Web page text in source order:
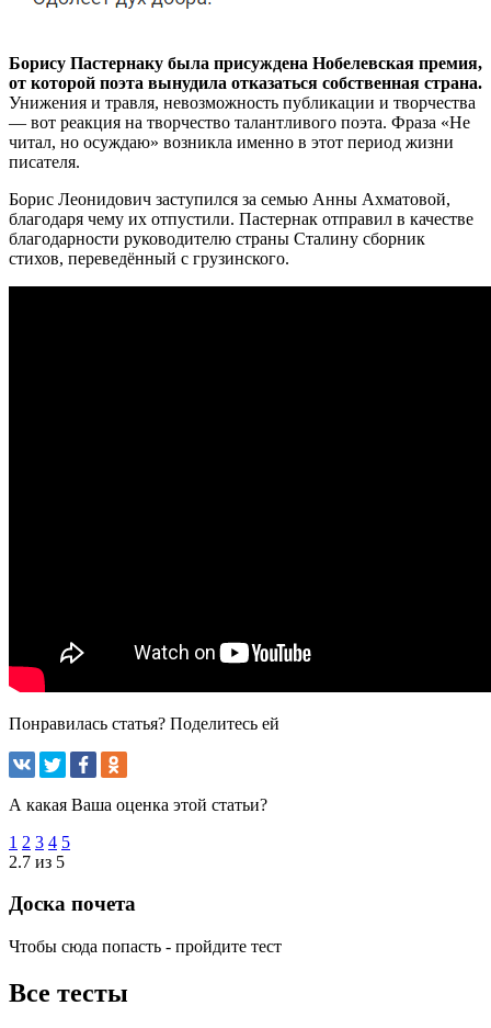
Борису Пастернаку была присуждена Нобелевская премия,
от которой поэта вынудила отказаться собственная страна.
Унижения и травля, невозможность публикации и творчества
— вот реакция на творчество талантливого поэта. Фраза «Не
читал, но осуждаю» возникла именно в этот период жизни
писателя.
Борис Леонидович заступился за семью Анны Ахматовой,
благодаря чему их отпустили. Пастернак отправил в качестве
благодарности руководителю страны Сталину сборник
стихов, переведённый с грузинского.
Понравилась статья? Поделитесь ей
А какая Ваша оценка этой статьи?
1 2 3 4 5
2.7 из 5
Доска почета
Чтобы сюда попасть - пройдите тест
Все тесты